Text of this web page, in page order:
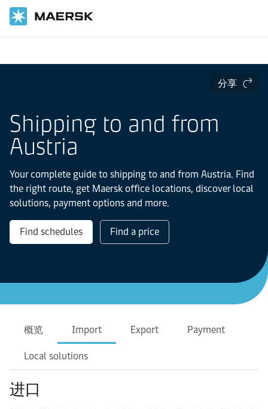
分享
Shipping to and from
Austria
Your complete guide to shipping to and from Austria. Find
the right route, get Maersk office locations, discover local
solutions, payment options and more.
Find schedules Find a price
概览 Import Export Payment
Local solutions
进口